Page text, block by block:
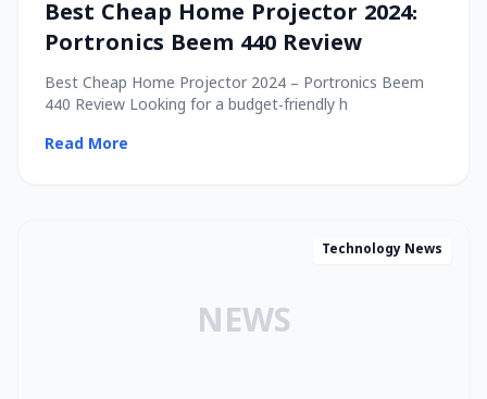
Best Cheap Home Projector 2024:
Portronics Beem 440 Review
Best Cheap Home Projector 2024 – Portronics Beem
440 Review Looking for a budget-friendly h
Read More
NEWS
Technology News